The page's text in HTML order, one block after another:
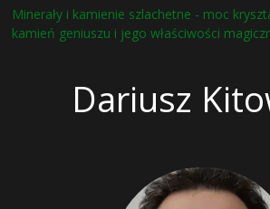
Minerały i kamienie szlachetne - moc
kamień geniuszu i jego właściwości
Dariusz